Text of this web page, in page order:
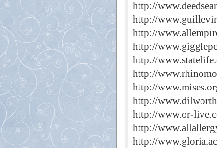
http://
http://
http://
http://
http://
http://
http://
http://
http://www.or-
http://
http://